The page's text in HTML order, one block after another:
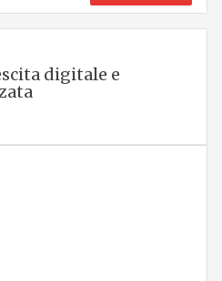
digitale e